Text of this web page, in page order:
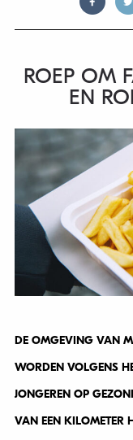
ROEP OM
EN
DE OMGEVING VAN
WORDEN VOLGENS
JONGEREN OP
VAN EEN KILOMETER